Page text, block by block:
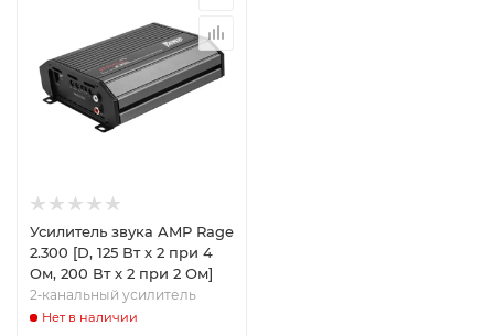
Усилитель звука AMP Rage
2.300 [D, 125 Вт x 2 при 4
Ом, 200 Вт x 2 при 2 Ом]
2‑канальный усилитель
Нет в наличии